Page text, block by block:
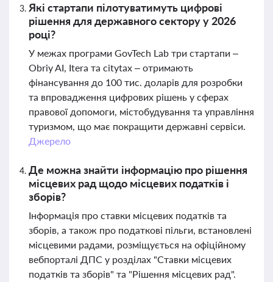
Які стартапи пілотуватимуть цифрові
рішення для державного сектору у 2026
році?
У межах програми GovTech Lab три стартапи –
Obriy AI, Itera та citytax – отримають
фінансування до 100 тис. доларів для розробки
та впровадження цифрових рішень у сферах
правової допомоги, містобудування та управління
туризмом, що має покращити державні сервіси.
Джерело
Де можна знайти інформацію про рішення
місцевих рад щодо місцевих податків і
зборів?
Інформація про ставки місцевих податків та
зборів, а також про податкові пільги, встановлені
місцевими радами, розміщується на офіційному
вебпорталі ДПС у розділах "Ставки місцевих
податків та зборів" та "Рішення місцевих рад".